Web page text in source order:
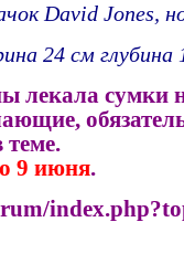
David Jones,
24 см глубина
лекала сумки
9 июня.